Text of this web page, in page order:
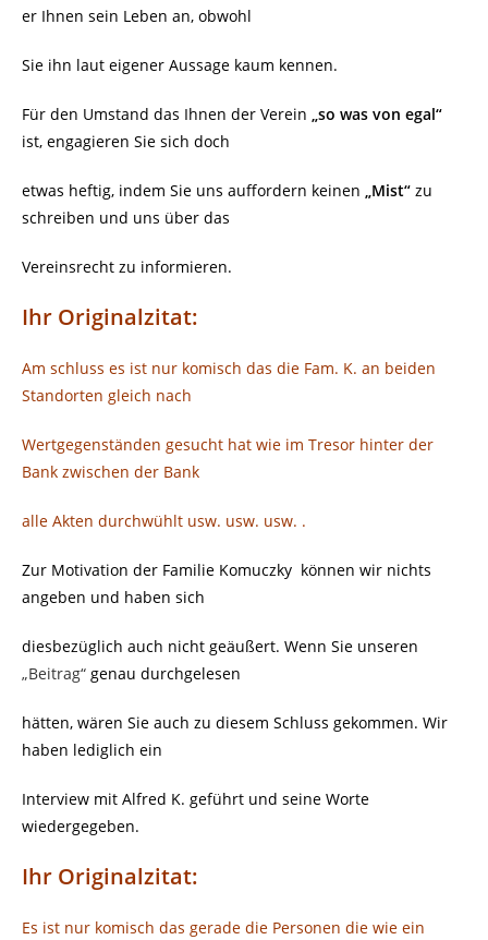
er Ihnen sein Leben an, obwohl
Sie ihn laut eigener Aussage kaum kennen.
Für den Umstand das Ihnen der Verein „so was von egal“
ist, engagieren Sie sich doch
etwas heftig, indem Sie uns auffordern keinen „Mist“ zu
schreiben und uns über das
Vereinsrecht zu informieren.
Ihr Originalzitat:
Am schluss es ist nur komisch das die Fam. K. an beiden
Standorten gleich nach
Wertgegenständen gesucht hat wie im Tresor hinter der
Bank zwischen der Bank
alle Akten durchwühlt usw. usw. usw. .
Zur Motivation der Familie Komuczky können wir nichts
angeben und haben sich
diesbezüglich auch nicht geäußert. Wenn Sie unseren
„Beitrag“ genau durchgelesen
hätten, wären Sie auch zu diesem Schluss gekommen. Wir
haben lediglich ein
Interview mit Alfred K. geführt und seine Worte
wiedergegeben.
Ihr Originalzitat:
Es ist nur komisch das gerade die Personen die wie ein